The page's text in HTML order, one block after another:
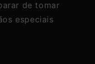
de tomar
especiais